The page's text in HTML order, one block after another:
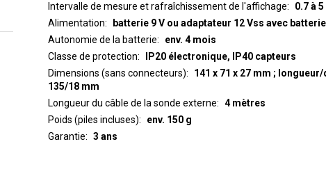
Intervalle de mesure et rafraîchissement de l'affichage
0.7 à 5
Alimentation
batterie 9 V ou adaptateur 12 Vss avec
Autonomie de la batterie
env. 4 mois
Classe de protection
IP20 électronique, IP40 capteurs
Dimensions (sans connecteurs)
141 x 71 x 27 mm ;
135/18 mm
Longueur du câble de la sonde externe
4 mètres
Poids (piles incluses)
env. 150 g
Garantie
3 ans